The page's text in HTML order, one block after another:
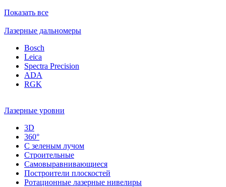
Показать все
Лазерные дальномеры
Bosch
Leica
Spectra Precision
ADA
RGK
Лазерные уровни
3D
360°
С зеленым лучом
Строительные
Самовыравнивающиеся
Построители плоскостей
Ротационные лазерные нивелиры